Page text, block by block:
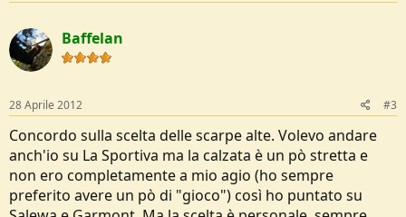
Baffelan
28 Aprile 2012 #3
Concordo sulla scelta delle scarpe alte. Volevo andare
anch'io su La Sportiva ma la calzata è un pò stretta e
non ero completamente a mio agio (ho sempre
preferito avere un pò di "gioco") così ho puntato su